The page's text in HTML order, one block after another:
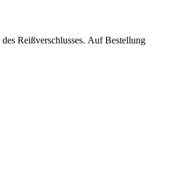
Reißverschlusses. Auf Bestellung